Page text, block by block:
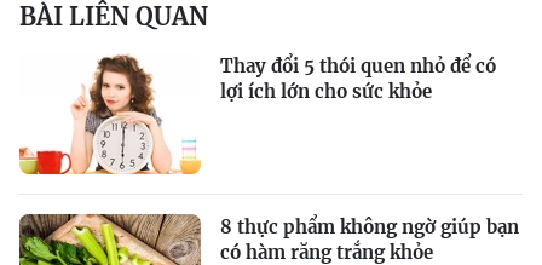
BÀI LIÊN QUAN
Thay đổi 5 thói quen nhỏ để có
lợi ích lớn cho sức khỏe
8 thực phẩm không ngờ giúp bạn
có hàm răng trắng khỏe